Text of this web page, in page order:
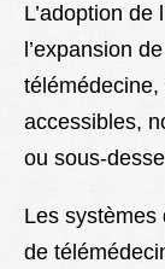
L’adoption de
l’expansion
accessibles,
ou sous-
Les systèmes
de